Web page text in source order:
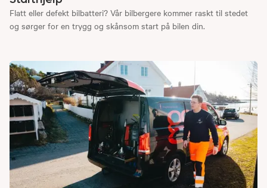
Flatt eller defekt bilbatteri? Vår bilbergere kommer raskt til stedet
og sørger for en trygg og skånsom start på bilen din.